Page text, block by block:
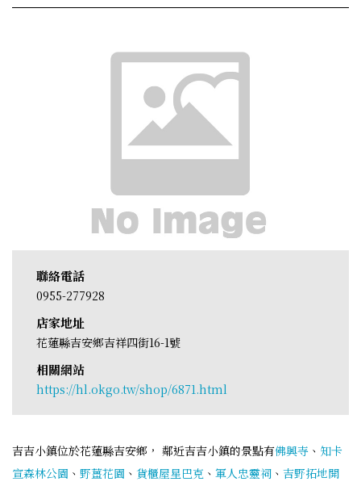
聯絡電話
0955-277928
店家地址
花蓮縣吉安鄉吉祥四街16-1號
相關網站
https://hl.okgo.tw/shop/6871.html
吉吉小鎮位於花蓮縣吉安鄉， 鄰近吉吉小鎮的景點有佛興寺 、 知卡
宣森林公園 、 野薑花園 、 貨櫃屋星巴克 、 軍人忠靈祠 、 吉野拓地開